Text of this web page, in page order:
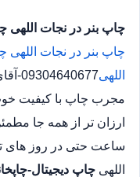
چاپ بنر در نجات اللهی
چاپ بنر در نجات اللهی
اللهی
مجرب چاپ با کیفیت
ساعت حتی در روز های
اللهی چاپ دیجیتال-